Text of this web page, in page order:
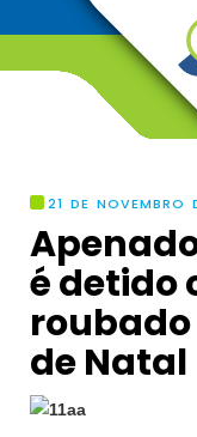
21 DE NOVEMBRO
é detido
roubado
de Natal